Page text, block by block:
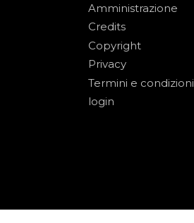
Amministrazione
Credits
Copyright
Privacy
Termini e condizioni
login